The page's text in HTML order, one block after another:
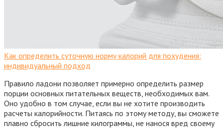
Как определить суточную норму калорий для похудения:
индивидуальный подход
Правило ладони позволяет примерно определить размер
порции основных питательных веществ, необходимых вам.
Оно удобно в том случае, если вы не хотите производить
расчеты калорийности. Питаясь по этому методу, вы сможете
плавно сбросить лишние килограммы, не нанося вред своему